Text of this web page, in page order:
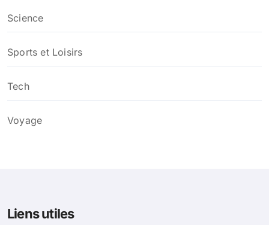
Science
Sports et Loisirs
Tech
Voyage
Liens utiles